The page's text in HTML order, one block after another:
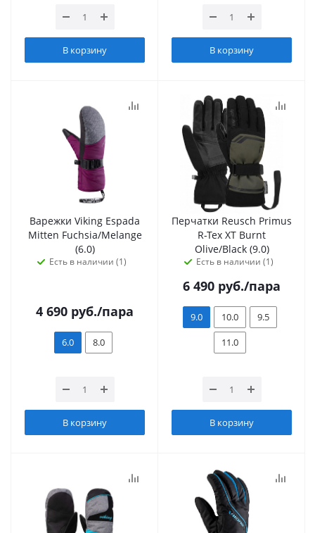
В корзину В корзину
Варежки Viking Espada
Mitten Fuchsia/Melange
(6.0)
Есть в наличии (1)
4 690 руб./пара
6.0 8.0
В корзину
Перчатки Reusch Primus
R-Tex XT Burnt
Olive/Black (9.0)
Есть в наличии (1)
6 490 руб./пара
9.0 10.0
9.5
11.0
В корзину